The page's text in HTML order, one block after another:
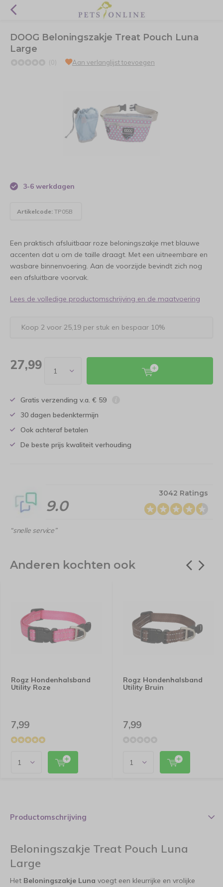
DOOG Beloningszakje Treat Pouch Luna
Large
(0) Aan verlanglijst toevoegen
3-6 werkdagen
Artikelcode: TP05B
Een praktisch afsluitbaar roze beloningszakje met blauwe
accenten dat u om de taille draagt. Met een uitneembare en
wasbare binnenvoering. Aan de voorzijde bevindt zich nog
een afsluitbare voorvak.
Lees de volledige productomschrijving en de maatvoering
Koop 2 voor 25,19 per stuk en bespaar 10%
27,99
Gratis verzending v.a. € 59
30 dagen bedenktermijn
Ook achteraf betalen
De beste prijs kwaliteit verhouding
9.0
3042 Ratings
“snelle service”
Anderen kochten ook
Rogz Hondenhalsband
Utility Roze
7,99
Rogz Hondenhalsband
Utility Bruin
7,99
Productomschrijving
Beloningszakje Treat Pouch Luna
Large
Het Beloningszakje Luna voegt een kleurrijke en vrolijke